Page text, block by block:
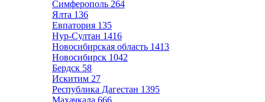
Симферополь 264
Ялта 136
Евпатория 135
Нур-Султан 1416
Новосибирская область 1413
Новосибирск 1042
Бердск 58
Искитим 27
Республика Дагестан 1395
Махачкала 666